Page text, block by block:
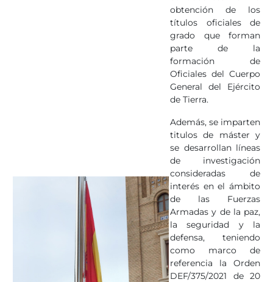
obtención de los
títulos oficiales de
grado que forman
parte de la
formación de
Oficiales del Cuerpo
General del Ejército
de Tierra.
Además, se imparten
titulos de máster y
se desarrollan líneas
de investigación
consideradas de
interés en el ámbito
de las Fuerzas
Armadas y de la paz,
la seguridad y la
defensa, teniendo
como marco de
referencia la Orden
DEF/375/2021 de 20